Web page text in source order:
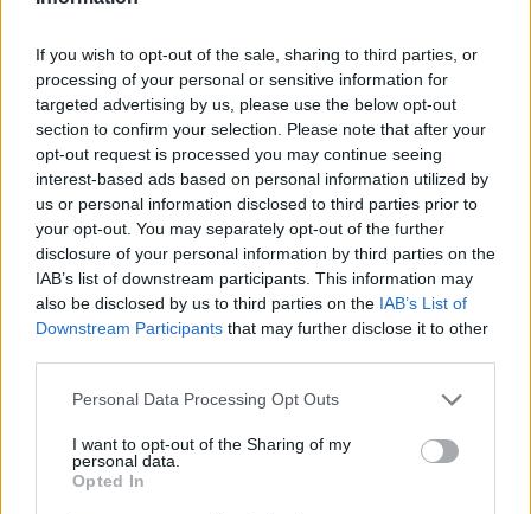
If you wish to opt-out of the sale, sharing to third parties, or
processing of your personal or sensitive information for
targeted advertising by us, please use the below opt-out
section to confirm your selection. Please note that after your
opt-out request is processed you may continue seeing
interest-based ads based on personal information utilized by
us or personal information disclosed to third parties prior to
your opt-out. You may separately opt-out of the further
disclosure of your personal information by third parties on the
IAB’s list of downstream participants. This information may
also be disclosed by us to third parties on the IAB’s List of
Downstream Participants that may further disclose it to other
Personal Data Processing Opt Outs
I want to opt-out of the Sharing of my
personal data.
Opted In
σημαντικές αυξήσεις στις συντάξεις χηρείας τους. Συγκεκριμένα,
στο τέλος Αυγούστου, με την καταβολή των συντάξεων
Σεπτεμβρίου, το ποσό της σύνταξης χηρείας τους θα διπλασιαστεί,
καθώς επανέρχεται από το 35% στο 70% της σύνταξης του
θανόντος.